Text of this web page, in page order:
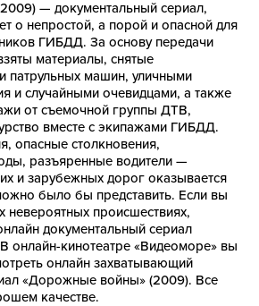
— документальный сериал,
о непростой, а порой и опасной для
ГИБДД. За основу передачи
материалы, снятые
патрульных машин, уличными
и случайными очевидцами, а также
от съемочной группы ДТВ,
вместе с экипажами ГИБДД.
опасные столкновения,
разъяренные водители —
и зарубежных дорог оказывается
было бы представить. Если вы
невероятных происшествиях,
документальный сериал
кинотеатре «Видеоморе» вы
онлайн захватывающий
«Дорожные войны» (2009). Все
качестве.